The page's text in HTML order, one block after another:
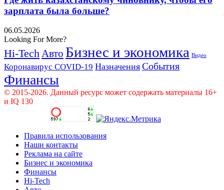
зарплата была больше?
06.05.2026
Looking For More?
Hi-Tech Авто Бизнес и экономика Видео
Коронавирус COVID-19 Назначения События
Финансы
© 2015-2026. Данный ресурс может содержать материалы 16+
и IQ 130
Правила использования
Наши контакты
Реклама на сайте
Бизнес и экономика
Финансы
Hi-Tech